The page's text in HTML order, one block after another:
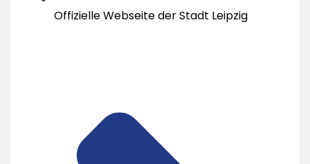
Offizielle Webseite der Stadt Leipzig